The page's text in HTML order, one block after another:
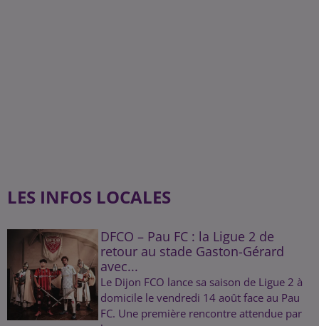
LES INFOS LOCALES
DFCO – Pau FC : la Ligue 2 de
retour au stade Gaston-Gérard
avec...
Le Dijon FCO lance sa saison de Ligue 2 à
domicile le vendredi 14 août face au Pau
FC. Une première rencontre attendue par